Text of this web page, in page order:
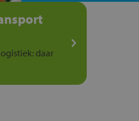
daar